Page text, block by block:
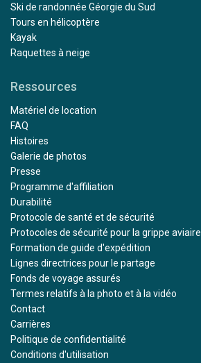
Ski de randonnée Géorgie du Sud
Tours en hélicoptère
Kayak
Raquettes à neige
Ressources
Matériel de location
FAQ
Histoires
Galerie de photos
Presse
Programme d'affiliation
Durabilité
Protocole de santé et de sécurité
Protocoles de sécurité pour la grippe aviaire
Formation de guide d'expédition
Lignes directrices pour le partage
Fonds de voyage assurés
Termes relatifs à la photo et à la vidéo
Contact
Carrières
Politique de confidentialité
Conditions d'utilisation